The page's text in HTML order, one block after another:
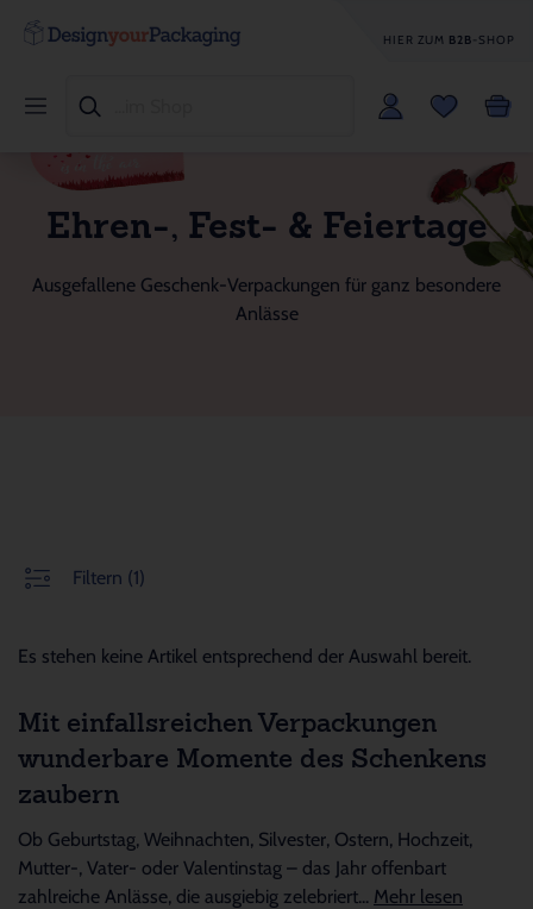
HIER ZUM B2B-SHOP
Ehren-, Fest- & Feiertage
Ausgefallene Geschenk-Verpackungen für ganz besondere
Anlässe
Filtern (1)
Es stehen keine Artikel entsprechend der Auswahl bereit.
Mit einfallsreichen Verpackungen
wunderbare Momente des Schenkens
zaubern
Ob Geburtstag, Weihnachten, Silvester, Ostern, Hochzeit,
Mutter-, Vater- oder Valentinstag – das Jahr offenbart
zahlreiche Anlässe, die ausgiebig zelebriert... Mehr lesen